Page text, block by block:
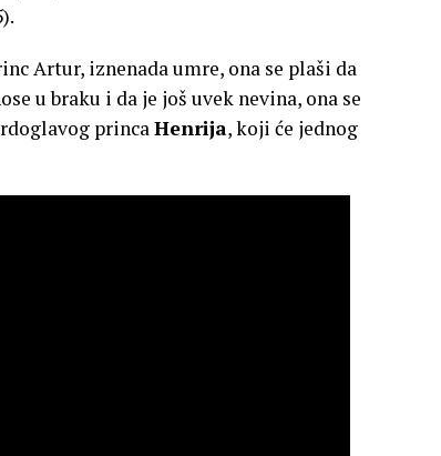
Artur, iznenada umre, ona se plaši da
u braku i da je još uvek nevina, ona se
princaHenrija, koji će jednog